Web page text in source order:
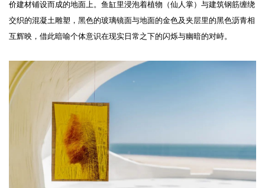
价建材铺设而成的地面上。鱼缸里浸泡着植物（仙人掌）与建筑钢筋缠绕
交织的混凝土雕塑，黑色的玻璃镜面与地面的金色及夹层里的黑色沥青相
互辉映，借此暗喻个体意识在现实日常之下的闪烁与幽暗的对峙。